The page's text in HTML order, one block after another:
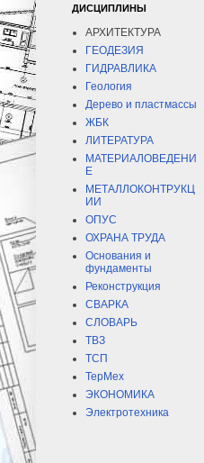
ДИСЦИПЛИНЫ
АРХИТЕКТУРА
ГЕОДЕЗИЯ
ГИДРАВЛИКА
Геология
Дерево и пластмассы
ЖБК
ЛИТЕРАТУРА
МАТЕРИАЛОВЕДЕНИ
Е
МЕТАЛЛОКОНТРУКЦ
ИИ
ОПУС
ОХРАНА ТРУДА
Основания и
фундаменты
Реконструкция
СВАРКА
СЛОВАРЬ
ТВЗ
ТСП
ТерМех
ЭКОНОМИКА
Электротехника